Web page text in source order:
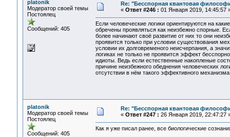
platonik
Модератор своей темы
Постоялец
Сообщений: 405
Re: "Бесспорная квантовая
« Ответ #246 : 01 Января 2019, 14:45:57
Если человеческие логики ориентируются на
обречены проявляться как неизбежно спорные.
более начинают своё развитие от них то они
проявится только при условии существования
условии их долговременого неисчерпания, а
логиках не только не проявится эффект
идиоты. Ведь если естественные накопленые
причине неизбежного обеднения человеческих
отсутствии в нём такого эффективного
platonik
Модератор своей темы
Постоялец
Сообщений: 405
Re: "Бесспорная квантовая
« Ответ #247 : 26 Января 2019, 22:47:27
Как я уже писал ранее, все биологические